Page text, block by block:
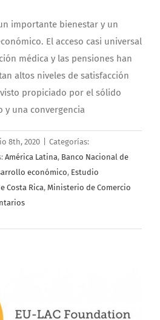
importante bienestar y un
El acceso casi universal
médica y las pensiones han
altos niveles de satisfacción
propiciado por el sólido
y una convergencia
8th, 2020
Categorías:
América Latina, Banco Nacional de
económico, Estudio
Costa Rica, Ministerio de Comercio